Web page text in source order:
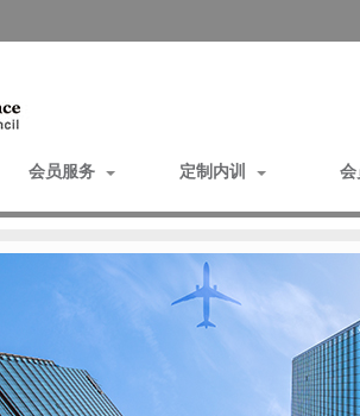
会员服务 定制内训